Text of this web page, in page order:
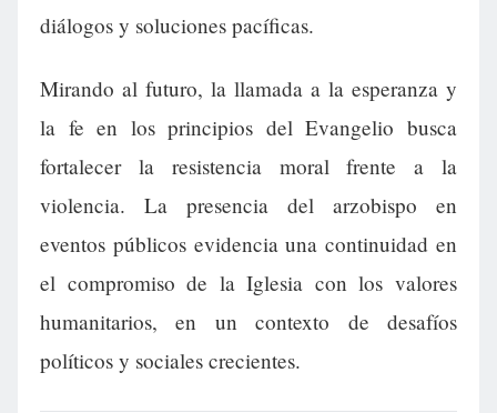
diálogos y soluciones pacíficas.
Mirando al futuro, la llamada a la esperanza y
la fe en los principios del Evangelio busca
fortalecer la resistencia moral frente a la
violencia. La presencia del arzobispo en
eventos públicos evidencia una continuidad en
el compromiso de la Iglesia con los valores
humanitarios, en un contexto de desafíos
políticos y sociales crecientes.